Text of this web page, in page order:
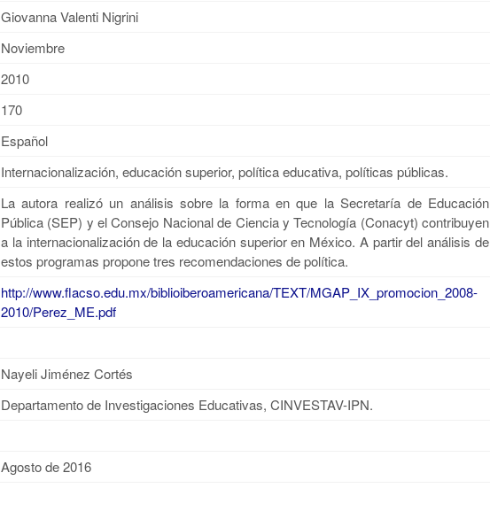
Giovanna Valenti Nigrini
Noviembre
2010
170
Español
Internacionalización, educación superior, política educativa, políticas públicas.
La autora realizó un análisis sobre la forma en que la Secretaría de Educación
Pública (SEP) y el Consejo Nacional de Ciencia y Tecnología (Conacyt) contribuyen
a la internacionalización de la educación superior en México. A partir del análisis de
estos programas propone tres recomendaciones de política.
http://www.flacso.edu.mx/biblioiberoamericana/TEXT/MGAP_IX_promocion_2008-
2010/Perez_ME.pdf
Nayeli Jiménez Cortés
Departamento de Investigaciones Educativas, CINVESTAV-IPN.
Agosto de 2016